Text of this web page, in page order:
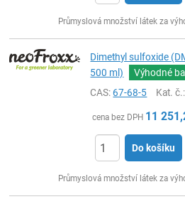
Průmyslová množství látek za
Dimethyl sulfoxide
500 ml)
Výhodné
CAS:67-68-5 Kat. č.
cena bez DPH 11
Do košíku
Průmyslová množství látek za